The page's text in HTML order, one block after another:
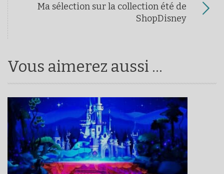
Ma sélection sur la collection été de
ShopDisney
Vous aimerez aussi ...